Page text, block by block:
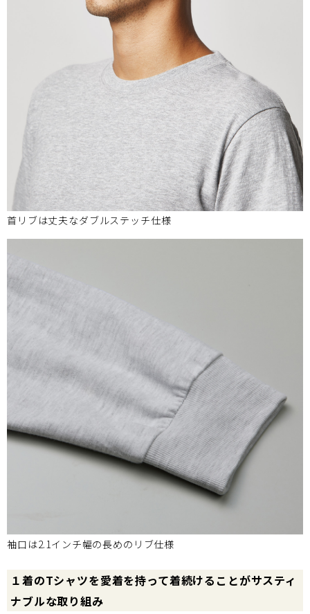
首リブは丈夫なダブルステッチ仕様
袖口は2.1インチ幅の長めのリブ仕様
１着のTシャツを愛着を持って着続けることがサスティ
ナブルな取り組み